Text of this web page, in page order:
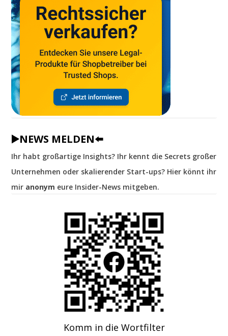
▶️NEWS MELDEN⬅️
Ihr habt großartige Insights? Ihr kennt die Secrets großer
Unternehmen oder skalierender Start-ups? Hier könnt ihr
mir anonym eure Insider-News mitgeben.
Komm in die Wortfilter